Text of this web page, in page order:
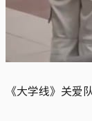
《大学线》关爱